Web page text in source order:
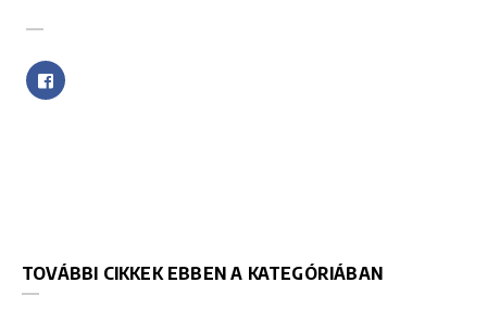
TOVÁBBI CIKKEK EBBEN A KATEGÓRIÁBAN